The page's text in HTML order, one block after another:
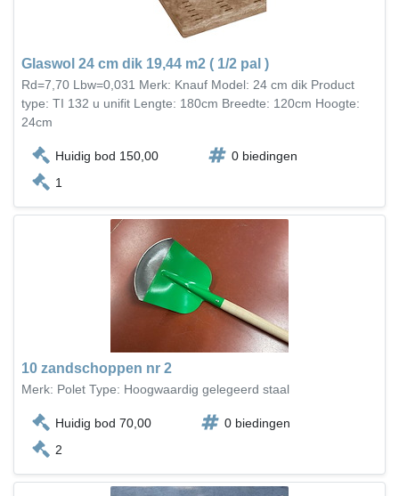
Glaswol 24 cm dik 19,44 m2 ( 1/2 pal )
Rd=7,70 Lbw=0,031 Merk: Knauf Model: 24 cm dik Product
type: TI 132 u unifit Lengte: 180cm Breedte: 120cm Hoogte:
24cm
Huidig bod 150,00
0 biedingen
1
10 zandschoppen nr 2
Merk: Polet Type: Hoogwaardig gelegeerd staal
Huidig bod 70,00
0 biedingen
2